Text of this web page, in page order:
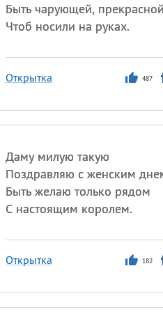
Быть чарующей,
Чтоб носили на руках.
Открытка 487
Даму милую такую
Поздравляю с женским
Быть желаю только рядом
С настоящим королем.
Открытка 182